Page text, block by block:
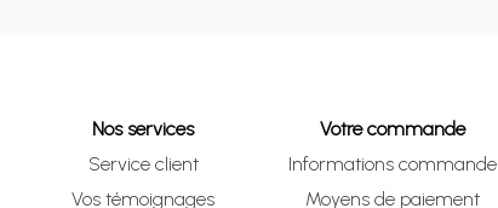
Nos services
Service client
Vos témoignages
Votre commande
Informations commande
Moyens de paiement